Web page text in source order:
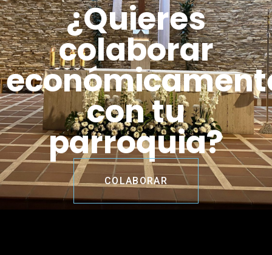
¿Quieres
colaborar
con tu
parroquia?
COLABORAR